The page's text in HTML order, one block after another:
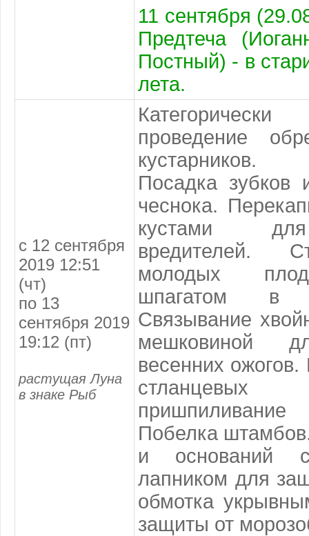
11 сентября
Предтеча
Постный) - в
лета.
с 12 сентября
2019 12:51
(чт)
по 13
сентября 2019
19:12 (пт)
растущая Луна
в знаке Рыб
проведение
кустарников.
Посадка зубков
чеснока.
кустами
вредителей.
молодых
шпагатом в
Связывание
мешковиной
весенних
Побелка
и оснований
лапником для
обмотка
защиты от